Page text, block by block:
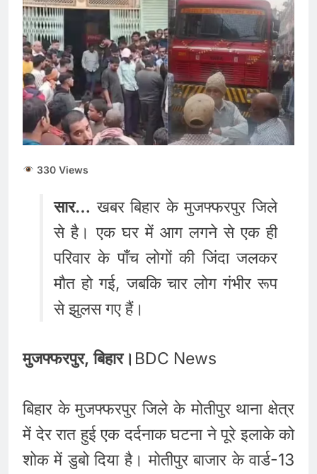
की कीमतों में जबरदस्त तेजी,
जानिए आपके शहर में क्या है
ताजा भाव
August 6, 2026
भारतीय शेयर बाजार में
सकारात्मक शुरुआत, सेंसेक्स-
निफ्टी हरे निशान पर खुले;
क्रूड ऑयल में नरमी
August 6, 2026
6 अगस्त 2026 पंचांग, मूलांक
और राशिफल: जानिए आज का
दिन आपके लिए कैसा रहेगा
August 6, 2026
330 Views
सार…खबर बिहार के मुजफ्फरपुर जिले
से है। एक घर में आग लगने से एक ही
परिवार के पाँच लोगों की जिंदा जलकर
मौत हो गई, जबकि चार लोग गंभीर रूप
से झुलस गए हैं।
मुजफ्फरपुर, बिहार। BDC News
बिहार के मुजफ्फरपुर जिले के मोतीपुर थाना क्षेत्र
में देर रात हुई एक दर्दनाक घटना ने पूरे इलाके को
शोक में डुबो दिया है। मोतीपुर बाजार के वार्ड-13